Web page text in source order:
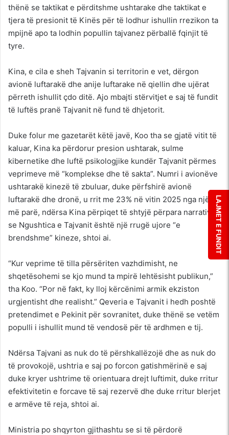
thënë se taktikat e përditshme ushtarake dhe taktikat e
tjera të presionit të Kinës për të lodhur ishullin rrezikon ta
mpijnë apo ta lodhin popullin tajvanez përballë fqinjit të
tyre.
Kina, e cila e sheh Tajvanin si territorin e vet, dërgon
avionë luftarakë dhe anije luftarake në qiellin dhe ujërat
përreth ishullit çdo ditë. Ajo mbajti stërvitjet e saj të fundit
të luftës pranë Tajvanit në fund të dhjetorit.
Duke folur me gazetarët këtë javë, Koo tha se gjatë vitit të
kaluar, Kina ka përdorur presion ushtarak, sulme
kibernetike dhe luftë psikologjike kundër Tajvanit përmes
veprimeve më “komplekse dhe të sakta”. Numri i avionëve
ushtarakë kinezë të zbuluar, duke përfshirë avionë
luftarakë dhe dronë, u rrit me 23% në vitin 2025 nga një vit
më parë, ndërsa Kina përpiqet të shtyjë përpara narrativën
se Ngushtica e Tajvanit është një rrugë ujore “e
brendshme” kineze, shtoi ai.
“Kur veprime të tilla përsëriten vazhdimisht, ne
shqetësohemi se kjo mund ta mpirë lehtësisht publikun,”
tha Koo. “Por në fakt, ky lloj kërcënimi armik ekziston
urgjentisht dhe realisht.” Qeveria e Tajvanit i hedh poshtë
pretendimet e Pekinit për sovranitet, duke thënë se vetëm
populli i ishullit mund të vendosë për të ardhmen e tij.
Ndërsa Tajvani as nuk do të përshkallëzojë dhe as nuk do
të provokojë, ushtria e saj po forcon gatishmërinë e saj
duke kryer ushtrime të orientuara drejt luftimit, duke rritur
efektivitetin e forcave të saj rezervë dhe duke rritur blerjet
e armëve të reja, shtoi ai.
Ministria po shqyrton gjithashtu se si të përdorë
LAJMET E FUNDIT